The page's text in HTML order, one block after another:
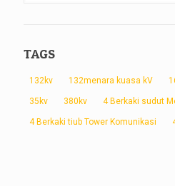
TAGS
132kv 132menara kuasa kV
35kv 380kv 4 Berkaki sudut
4 Berkaki tiub Tower Komunikasi